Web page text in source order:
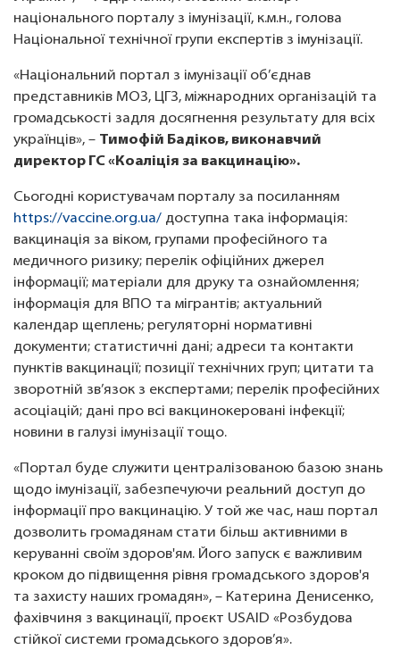
національного порталу з імунізації, к.м.н., голова
Національної технічної групи експертів з імунізації.
«Національний портал з імунізації об’єднав
представників МОЗ, ЦГЗ, міжнародних організацій та
громадськості задля досягнення результату для всіх
українців», – Тимофій Бадіков, виконавчий
директор ГС «Коаліція за вакцинацію».
Сьогодні користувачам порталу за посиланням
https://vaccine.org.ua/ доступна така інформація:
вакцинація за віком, групами професійного та
медичного ризику; перелік офіційних джерел
інформації; матеріали для друку та ознайомлення;
інформація для ВПО та мігрантів; актуальний
календар щеплень; регуляторні нормативні
документи; статистичні дані; адреси та контакти
пунктів вакцинації; позиції технічних груп; цитати та
зворотній зв’язок з експертами; перелік професійних
асоціацій; дані про всі вакцинокеровані інфекції;
новини в галузі імунізації тощо.
«Портал буде служити централізованою базою знань
щодо імунізації, забезпечуючи реальний доступ до
інформації про вакцинацію. У той же час, наш портал
дозволить громадянам стати більш активними в
керуванні своїм здоров'ям. Його запуск є важливим
кроком до підвищення рівня громадського здоров'я
та захисту наших громадян», – Катерина Денисенко,
фахівчиня з вакцинації, проєкт USAID «Розбудова
стійкої системи громадського здоров’я».